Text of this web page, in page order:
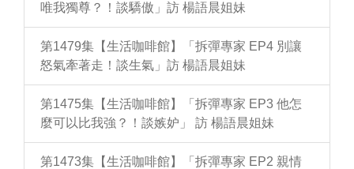
唯我獨尊？！談驕傲」訪 楊語晨姐妹
第1479集【生活咖啡館】「拆彈專家 EP4 別讓
怒氣牽著走！談生氣」訪 楊語晨姐妹
第1475集【生活咖啡館】「拆彈專家 EP3 他怎
麼可以比我強？！談嫉妒」 訪 楊語晨姐妹
第1473集【生活咖啡館】「拆彈專家 EP2 親情